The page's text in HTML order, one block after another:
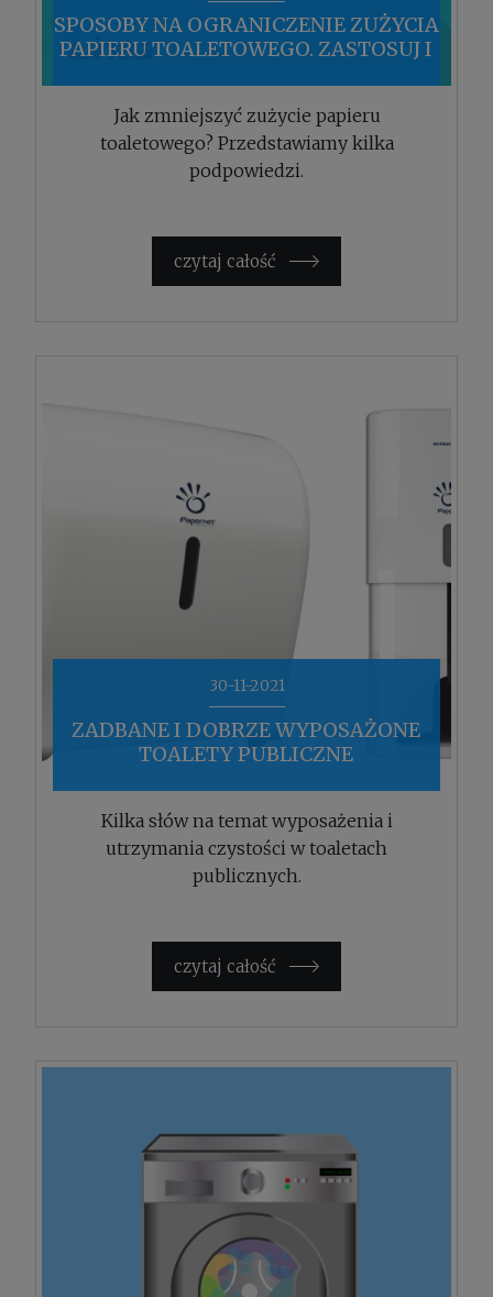
SPOSOBY NA OGRANICZENIE ZUŻYCIA
PAPIERU TOALETOWEGO. ZASTOSUJ I
Jak zmniejszyć zużycie papieru
toaletowego? Przedstawiamy kilka
podpowiedzi.
czytaj całość »
ZADBANE I DOBRZE WYPOSAŻONE
TOALETY PUBLICZNE
30-11-2021
Kilka słów na temat wyposażenia i
utrzymania czystości w toaletach
publicznych.
czytaj całość »